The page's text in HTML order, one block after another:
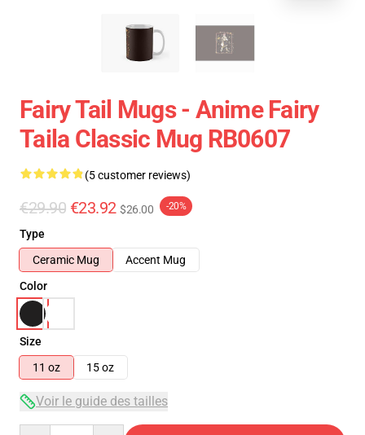
Fairy Tail Mugs - Anime Fairy
Taila Classic Mug RB0607
(5 customer reviews)
€29.90 €23.92 $26.00 -20%
Type
Ceramic Mug
Accent Mug
Color
Size
11 oz
15 oz
Voir le guide des tailles